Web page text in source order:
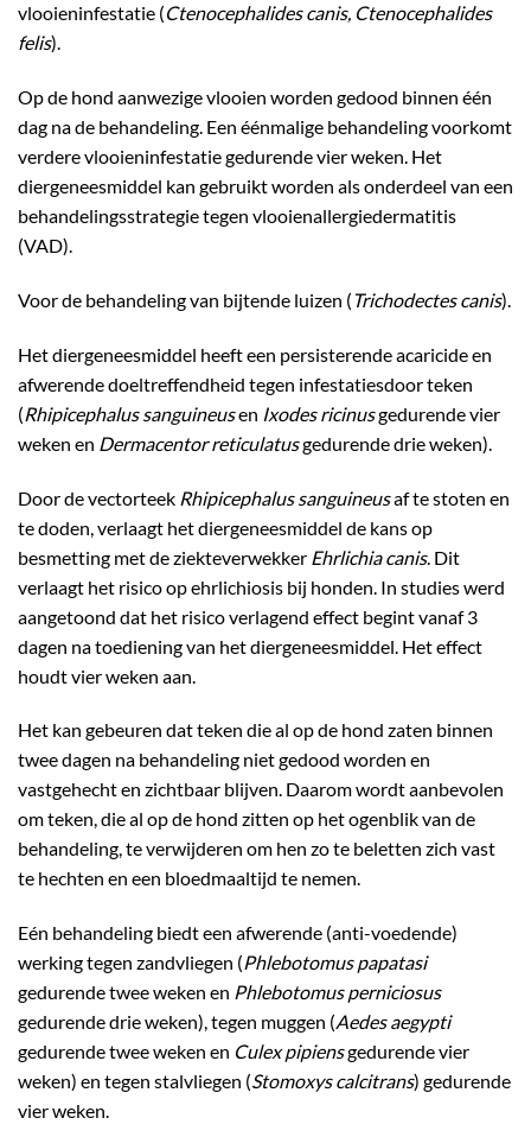
vlooieninfestatie (Ctenocephalides canis, Ctenocephalides
felis).
Op de hond aanwezige vlooien worden gedood binnen één
dag na de behandeling. Een éénmalige behandeling voorkomt
verdere vlooieninfestatie gedurende vier weken. Het
diergeneesmiddel kan gebruikt worden als onderdeel van een
behandelingsstrategie tegen vlooienallergiedermatitis
(VAD).
Voor de behandeling van bijtende luizen (Trichodectes canis).
Het diergeneesmiddel heeft een persisterende acaricide en
afwerende doeltreffendheid tegen infestatiesdoor teken
(Rhipicephalus sanguineusen Ixodes ricinusgedurende vier
weken en Dermacentor reticulatusgedurende drie weken).
Door de vectorteek Rhipicephalus sanguineusaf te stoten en
te doden, verlaagt het diergeneesmiddel de kans op
besmetting met de ziekteverwekker Ehrlichia canis. Dit
verlaagt het risico op ehrlichiosis bij honden. In studies werd
aangetoond dat het risico verlagend effect begint vanaf 3
dagen na toediening van het diergeneesmiddel. Het effect
houdt vier weken aan.
Het kan gebeuren dat teken die al op de hond zaten binnen
twee dagen na behandeling niet gedood worden en
vastgehecht en zichtbaar blijven. Daarom wordt aanbevolen
om teken, die al op de hond zitten op het ogenblik van de
behandeling, te verwijderen om hen zo te beletten zich vast
te hechten en een bloedmaaltijd te nemen.
Eén behandeling biedt een afwerende (anti-voedende)
werking tegen zandvliegen (Phlebotomus papatasi
gedurende twee weken en Phlebotomus perniciosus
gedurende drie weken), tegen muggen (Aedes aegypti
gedurende twee weken en Culex pipiensgedurende vier
weken) en tegen stalvliegen (Stomoxys calcitrans) gedurende
vier weken.